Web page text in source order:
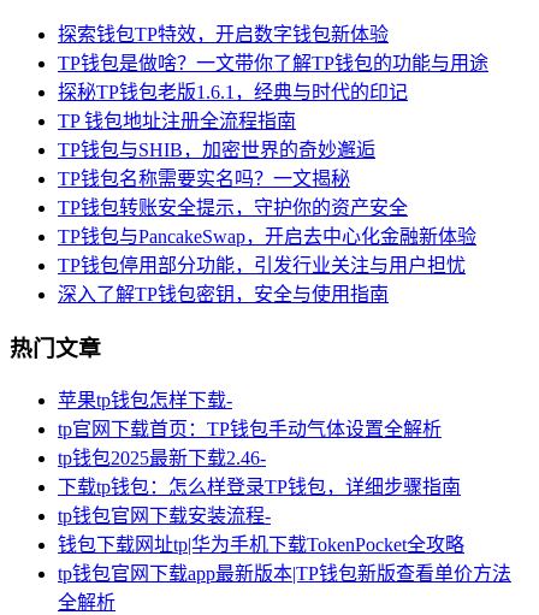
探索钱包TP特效，开启数字钱包新体验
TP钱包是做啥？一文带你了解TP钱包的功能与用途
探秘TP钱包老版1.6.1，经典与时代的印记
TP 钱包地址注册全流程指南
TP钱包与SHIB，加密世界的奇妙邂逅
TP钱包名称需要实名吗？一文揭秘
TP钱包转账安全提示，守护你的资产安全
TP钱包与PancakeSwap，开启去中心化金融新体验
TP钱包停用部分功能，引发行业关注与用户担忧
深入了解TP钱包密钥，安全与使用指南
热门文章
苹果tp钱包怎样下载-
tp官网下载首页：TP钱包手动气体设置全解析
tp钱包2025最新下载2.46-
下载tp钱包：怎么样登录TP钱包，详细步骤指南
tp钱包官网下载安装流程-
钱包下载网址tp|华为手机下载TokenPocket全攻略
tp钱包官网下载app最新版本|TP钱包新版查看单价方法
全解析